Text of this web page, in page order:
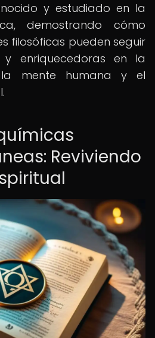
y estudiado en la
demostrando cómo
filosóficas pueden seguir
y enriquecedoras en la
la mente humana y el
Reviviendo